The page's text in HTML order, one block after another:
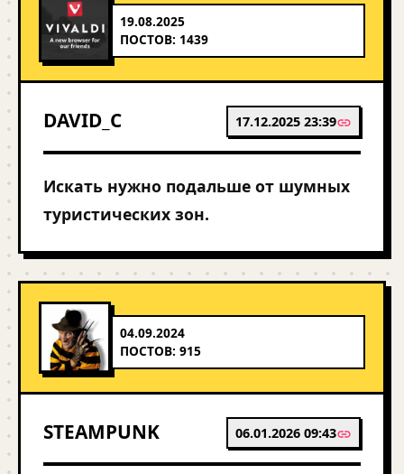
19.08.2025
ПОСТОВ: 1439
DAVID_C 17.12.2025 23:39
Искать нужно подальше от шумных
туристических зон.
04.09.2024
ПОСТОВ: 915
STEAMPUNK 06.01.2026 09:43